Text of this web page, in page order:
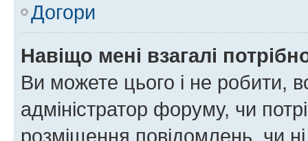
Догори
Навіщо мені взагалі
Ви можете цього і не робити,
адміністратор форуму, чи
розміщення повідомлень, чи